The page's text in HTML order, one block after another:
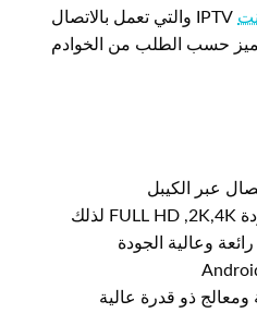
IPTV والتي تعمل بالاتصال
حسب الطلب من الخوادم
عبر الكيبل
توفر صورة عرض عالية الجودة FULL HD ,2K,4K لذلك
وعالية الجودة
ذو قدرة عالية